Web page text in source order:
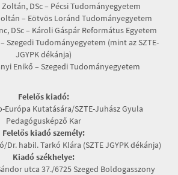
Zoltán, DSc – Pécsi Tudományegyetem
– Eötvös Loránd Tudományegyetem
DSc – Károli Gáspár Református Egyetem
Szegedi Tudományegyetem (mint az SZTE-
JGYPK dékánja)
Enikő – Szegedi Tudományegyetem
Felelős kiadó:
Európa Kutatására/SZTE-Juhász Gyula
Pedagógusképző Kar
Felelős kiadó személy:
Dr. habil. Tarkó Klára (SZTE JGYPK dékánja)
Kiadó székhelye:
utca 37./6725 Szeged Boldogasszony